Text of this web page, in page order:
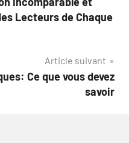
Lecteurs de Chaque
Article suivant
Ce que vous devez
savoir